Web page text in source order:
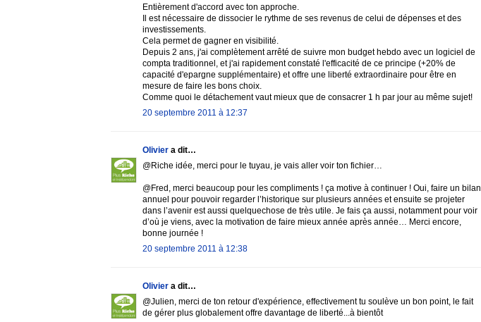
Entièrement d'accord avec ton approche.
Il est nécessaire de dissocier le rythme de ses revenus de celui de dépenses et des
investissements.
Cela permet de gagner en visibilité.
Depuis 2 ans, j'ai complètement arrêté de suivre mon budget hebdo avec un logiciel de
compta traditionnel, et j'ai rapidement constaté l'efficacité de ce principe (+20% de
capacité d'epargne supplémentaire) et offre une liberté extraordinaire pour être en
mesure de faire les bons choix.
Comme quoi le détachement vaut mieux que de consacrer 1 h par jour au même sujet!
20 septembre 2011 à 12:37
Olivier a dit…
@Riche idée, merci pour le tuyau, je vais aller voir ton fichier…
@Fred, merci beaucoup pour les compliments ! ça motive à continuer ! Oui, faire un bilan
annuel pour pouvoir regarder l’historique sur plusieurs années et ensuite se projeter
dans l’avenir est aussi quelquechose de très utile. Je fais ça aussi, notamment pour voir
d’où je viens, avec la motivation de faire mieux année après année… Merci encore,
bonne journée !
20 septembre 2011 à 12:38
Olivier a dit…
@Julien, merci de ton retour d'expérience, effectivement tu soulève un bon point, le fait
de gérer plus globalement offre davantage de liberté...à bientôt